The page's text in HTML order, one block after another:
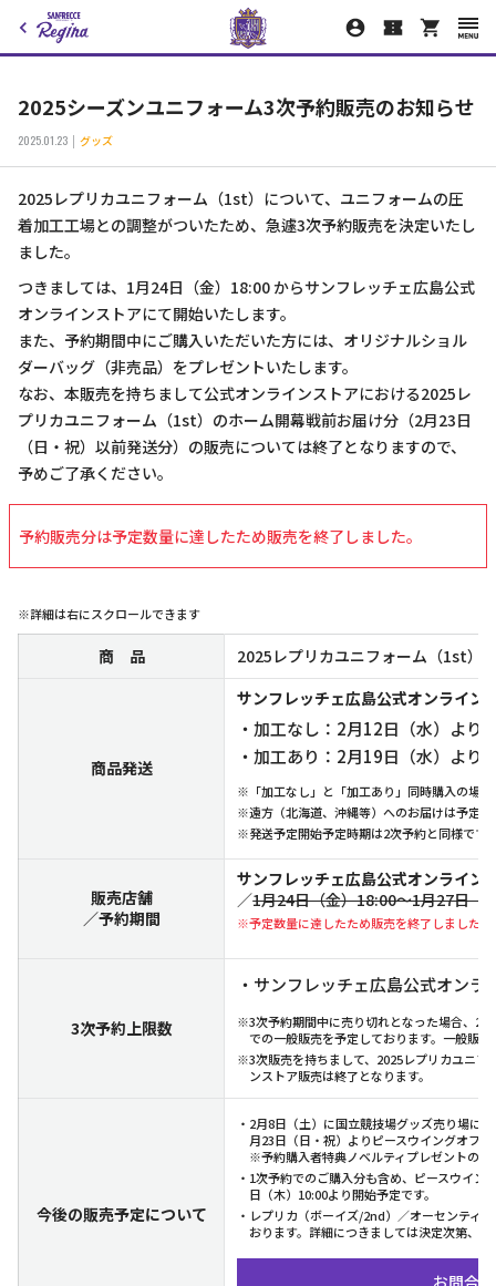
2025シーズンユニフォーム3次予約販売のお知らせ
2025.01.23 グッズ
2025レプリカユニフォーム（1st）について、ユニフォームの圧
着加工工場との調整がついたため、急遽3次予約販売を決定いたし
ました。
つきましては、1月24日（金）18:00 からサンフレッチェ広島公式
オンラインストアにて開始いたします。
また、予約期間中にご購入いただいた方には、オリジナルショル
ダーバッグ（非売品）をプレゼントいたします。
なお、本販売を持ちまして公式オンラインストアにおける2025レ
プリカユニフォーム（1st）のホーム開幕戦前お届け分（2月23日
（日・祝）以前発送分）の販売については終了となりますので、
予めご了承ください。
予約販売分は予定数量に達したため販売を終了しました。
※詳細は右にスクロールできます
商 品 2025レプリカユニフォーム（1st）
商品発送
サンフレッチェ広島公式オンライン
・加工なし：2月12日（水）より
・加工あり：2月19日（水）より
※「加工なし」と「加工あり」同時購入の場
※遠方（北海道、沖縄等）へのお届けは予定
※発送予定開始予定時期は2次予約と同様です
販売店舗
／予約期間
サンフレッチェ広島公式オンライン
／1月24日（金）18:00～1月27日（
※予定数量に達したため販売を終了しました。
3次予約上限数
・サンフレッチェ広島公式オン
※3次予約期間中に売り切れとなった場合、2
での一般販売を予定しております。一般販
※3次販売を持ちまして、2025レプリカユニ
ンストア販売は終了となります。
今後の販売予定について
・2月8日（土）に国立競技場グッズ売り場に
月23日（日・祝）よりピースウイングオフ
※予約購入者特典ノベルティプレゼントの
・1次予約でのご購入分も含め、ピースウイ
日（木）10:00より開始予定です。
・レプリカ（ボーイズ/2nd）／オーセンティ
おります。詳細につきましては決定次第、